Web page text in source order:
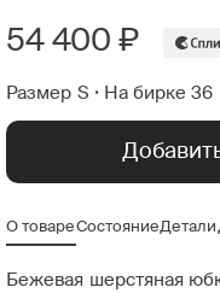
54 400 ₽
Размер S • На бирке 36
О товареСостояниеДетали
Бежевая шерстяная